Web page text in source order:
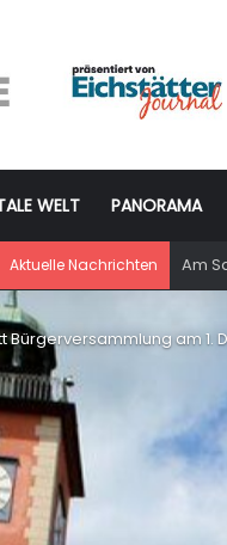
WELT PANORAMA
Aktuelle Nachrichten Am
Bürgerversammlung am 1.